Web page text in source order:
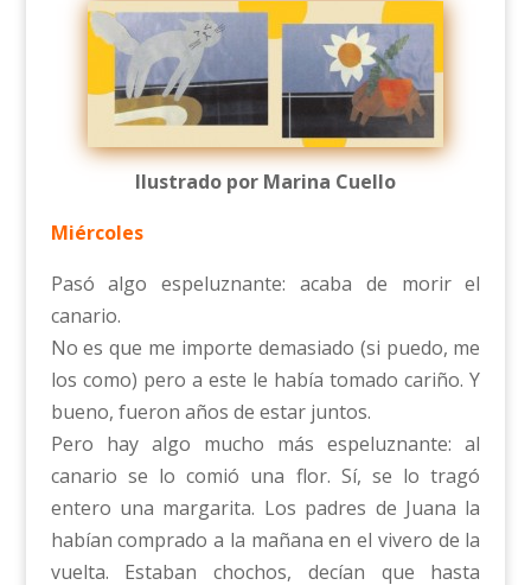
Ilustrado por Marina Cuello
Miércoles
Pasó algo espeluznante: acaba de morir el
canario.
No es que me importe demasiado (si puedo, me
los como) pero a este le había tomado cariño. Y
bueno, fueron años de estar juntos.
Pero hay algo mucho más espeluznante: al
canario se lo comió una flor. Sí, se lo tragó
entero una margarita. Los padres de Juana la
habían comprado a la mañana en el vivero de la
vuelta. Estaban chochos, decían que hasta